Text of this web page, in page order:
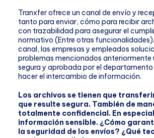
Tranxfer ofrece un canal de envío y
tanto para enviar, cómo para recibir
con trazabilidad para asegurar el
normativo (Entre otras
canal, las empresas y empleados
problemas mencionados anteriormente
segura y aprobada por el departamento
hacer el intercambio de información.
Los archivos se tienen que
que resulte segura. También de
totalmente confidencial. En
información sensible. ¿Cómo
la seguridad de los envíos? ¿Qué